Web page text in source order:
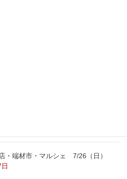
・端材市・マルシェ 7/26（日）